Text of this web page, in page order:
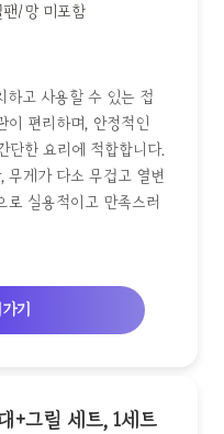
/망 미포함
고 사용할 수 있는 접
이 편리하며, 안정적인
단한 요리에 적합합니다.
무게가 다소 무겁고 열변
로 실용적이고 만족스러
기
+그릴 세트, 1세트